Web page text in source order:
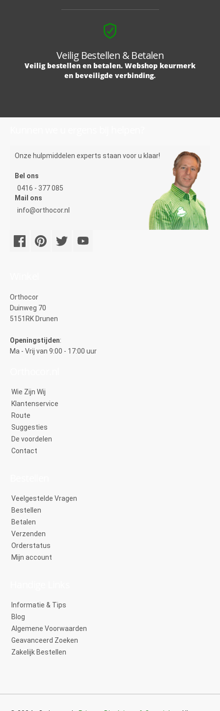
Veilig Bestellen & Betalen
Veilig bestellen en betalen. Webshop keurmerk
en beveiligde verbinding.
Onze hulpmiddelen experts staan voor u klaar!
Bel ons
0416 - 377 085
Mail ons
info@orthocor.nl
Orthocor
Duinweg 70
5151RK Drunen
Openingstijden:
Ma - Vrij van 9:00 - 17:00 uur
Wie Zijn Wij
Klantenservice
Route
Suggesties
De voordelen
Contact
Veelgestelde Vragen
Bestellen
Betalen
Verzenden
Orderstatus
Mijn account
Informatie & Tips
Blog
Algemene Voorwaarden
Geavanceerd Zoeken
Zakelijk Bestellen